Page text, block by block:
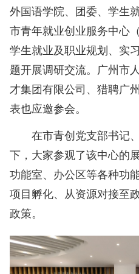
外国语学院、团委、学生
市青年就业创业服务中心
学生就业及职业规划、实
题开展调研交流。广州市
才集团有限公司、猎聘广
表也应邀参会。
在市青创党支部书记
下，大家参观了该中心的
功能室、办公区等各种功
项目孵化、从资源对接至
政策。